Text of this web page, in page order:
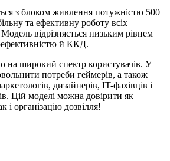
з блоком живлення потужністю 500
та ефективну роботу всіх
відрізняється низьким рівнем
й ККД.
на широкий спектр користувачів. У
потреби геймерів, а також
дизайнерів, IT-фахівців і
Цій моделі можна довірити як
і організацію дозвілля!